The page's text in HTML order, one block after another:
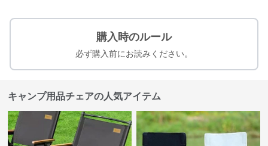
購入時のルール
必ず購入前にお読みください。
キャンプ用品チェアの人気アイテム